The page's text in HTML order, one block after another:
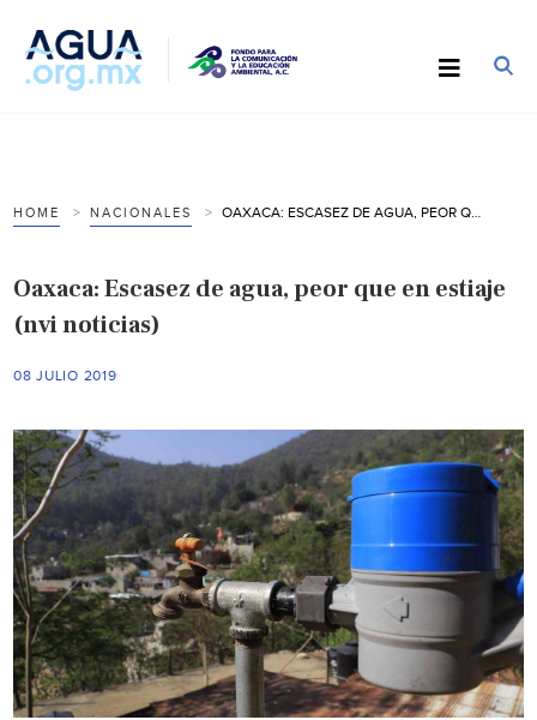
HOME NACIONALES
Oaxaca: Escasez de agua, peor que en estiaje
(nvi noticias)
08 JULIO 2019